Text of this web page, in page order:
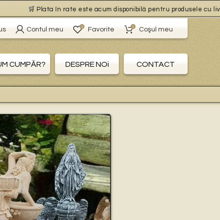
🛒 Plata în rate este acum disponibilă pentru produsele cu
Contul meu 0 Favorite 0 Coşul meu
CUMPĂR? DESPRE NOi CONTACT